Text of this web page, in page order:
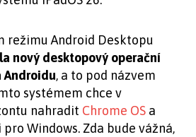
režimu Android Desktopu
nový desktopový operační
Androidu, a to pod názvem
systémem chce v
nahradit Chrome OS a
Windows. Zda bude vážná,